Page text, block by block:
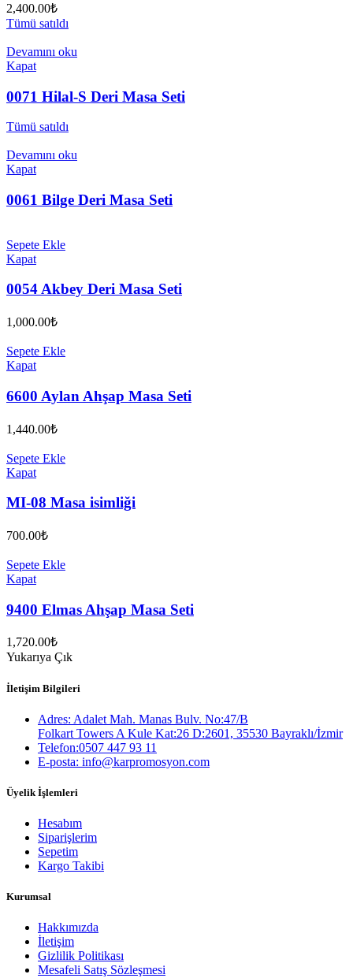
2,400.00₺
Tümü satıldı
Devamını oku
Kapat
0071 Hilal-S Deri Masa Seti
Tümü satıldı
Devamını oku
Kapat
0061 Bilge Deri Masa Seti
Sepete Ekle
Kapat
0054 Akbey Deri Masa Seti
1,000.00₺
Sepete Ekle
Kapat
6600 Aylan Ahşap Masa Seti
1,440.00₺
Sepete Ekle
Kapat
MI-08 Masa isimliği
700.00₺
Sepete Ekle
Kapat
9400 Elmas Ahşap Masa Seti
1,720.00₺
Yukarıya Çık
İletişim Bilgileri
Adres: Adalet Mah. Manas Bulv. No:47/B
Folkart Towers A Kule Kat:26 D:2601, 35530 Bayraklı/İzmir
Telefon:0507 447 93 11
E-posta: info@karpromosyon.com
Üyelik İşlemleri
Hesabım
Siparişlerim
Sepetim
Kargo Takibi
Kurumsal
Hakkımızda
İletişim
Gizlilik Politikası
Mesafeli Satış Sözleşmesi